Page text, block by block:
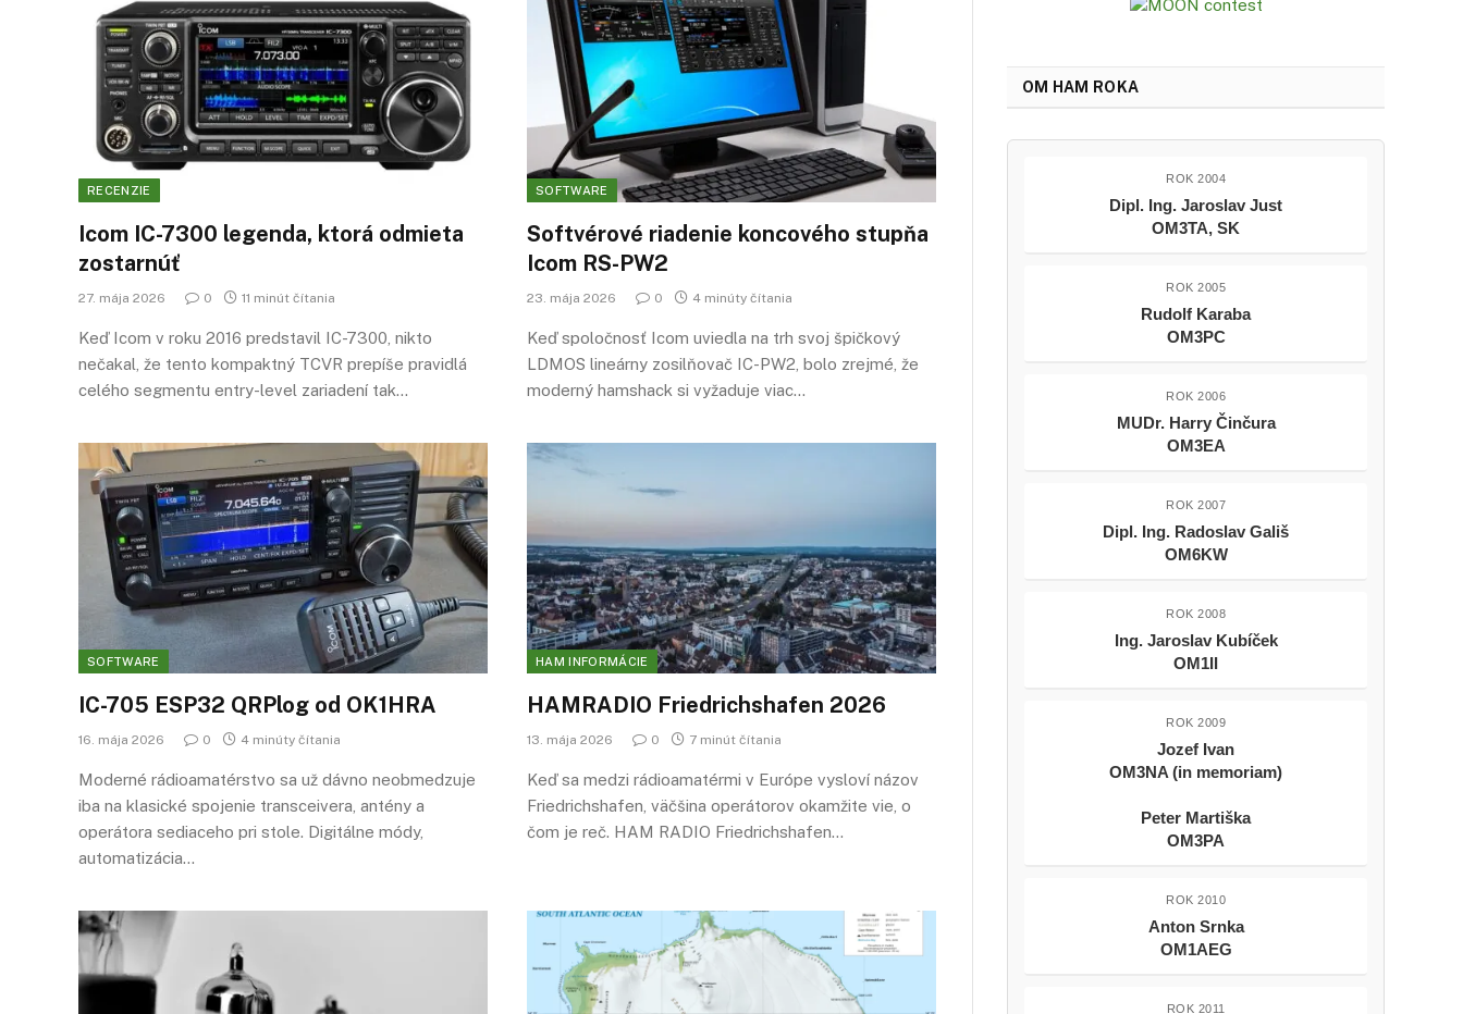
RECENZIE
Icom IC-7300 legenda, ktorá odmieta
zostarnúť
27. mája 2026 0 11 minút čítania
Keď Icom v roku 2016 predstavil IC-7300, nikto
nečakal, že tento kompaktný TCVR prepíše pravidlá
celého segmentu entry-level zariadení tak…
SOFTWARE
Softvérové riadenie koncového stupňa
Icom RS-PW2
23. mája 2026 0 4 minúty čítania
Keď spoločnosť Icom uviedla na trh svoj špičkový
LDMOS lineárny zosilňovač IC-PW2, bolo zrejmé, že
moderný hamshack si vyžaduje viac…
SOFTWARE
IC-705 ESP32 QRPlog od OK1HRA
16. mája 2026 0 4 minúty čítania
Moderné rádioamatérstvo sa už dávno neobmedzuje
iba na klasické spojenie transceivera, antény a
operátora sediaceho pri stole. Digitálne módy,
automatizácia…
HAM INFORMÁCIE
HAMRADIO Friedrichshafen 2026
13. mája 2026 0 7 minút čítania
Keď sa medzi rádioamatérmi v Európe vysloví názov
Friedrichshafen, väčšina operátorov okamžite vie, o
čom je reč. HAM RADIO Friedrichshafen…
OM HAM ROKA
ROK 2004
Dipl. Ing. Jaroslav Just
OM3TA, SK
ROK 2005
Rudolf Karaba
OM3PC
ROK 2006
MUDr. Harry Činčura
OM3EA
ROK 2007
Dipl. Ing. Radoslav Gališ
OM6KW
ROK 2008
Ing. Jaroslav Kubíček
OM1II
ROK 2009
Jozef Ivan
OM3NA (in memoriam)
Peter Martiška
OM3PA
ROK 2010
Anton Srnka
OM1AEG
ROK 2011